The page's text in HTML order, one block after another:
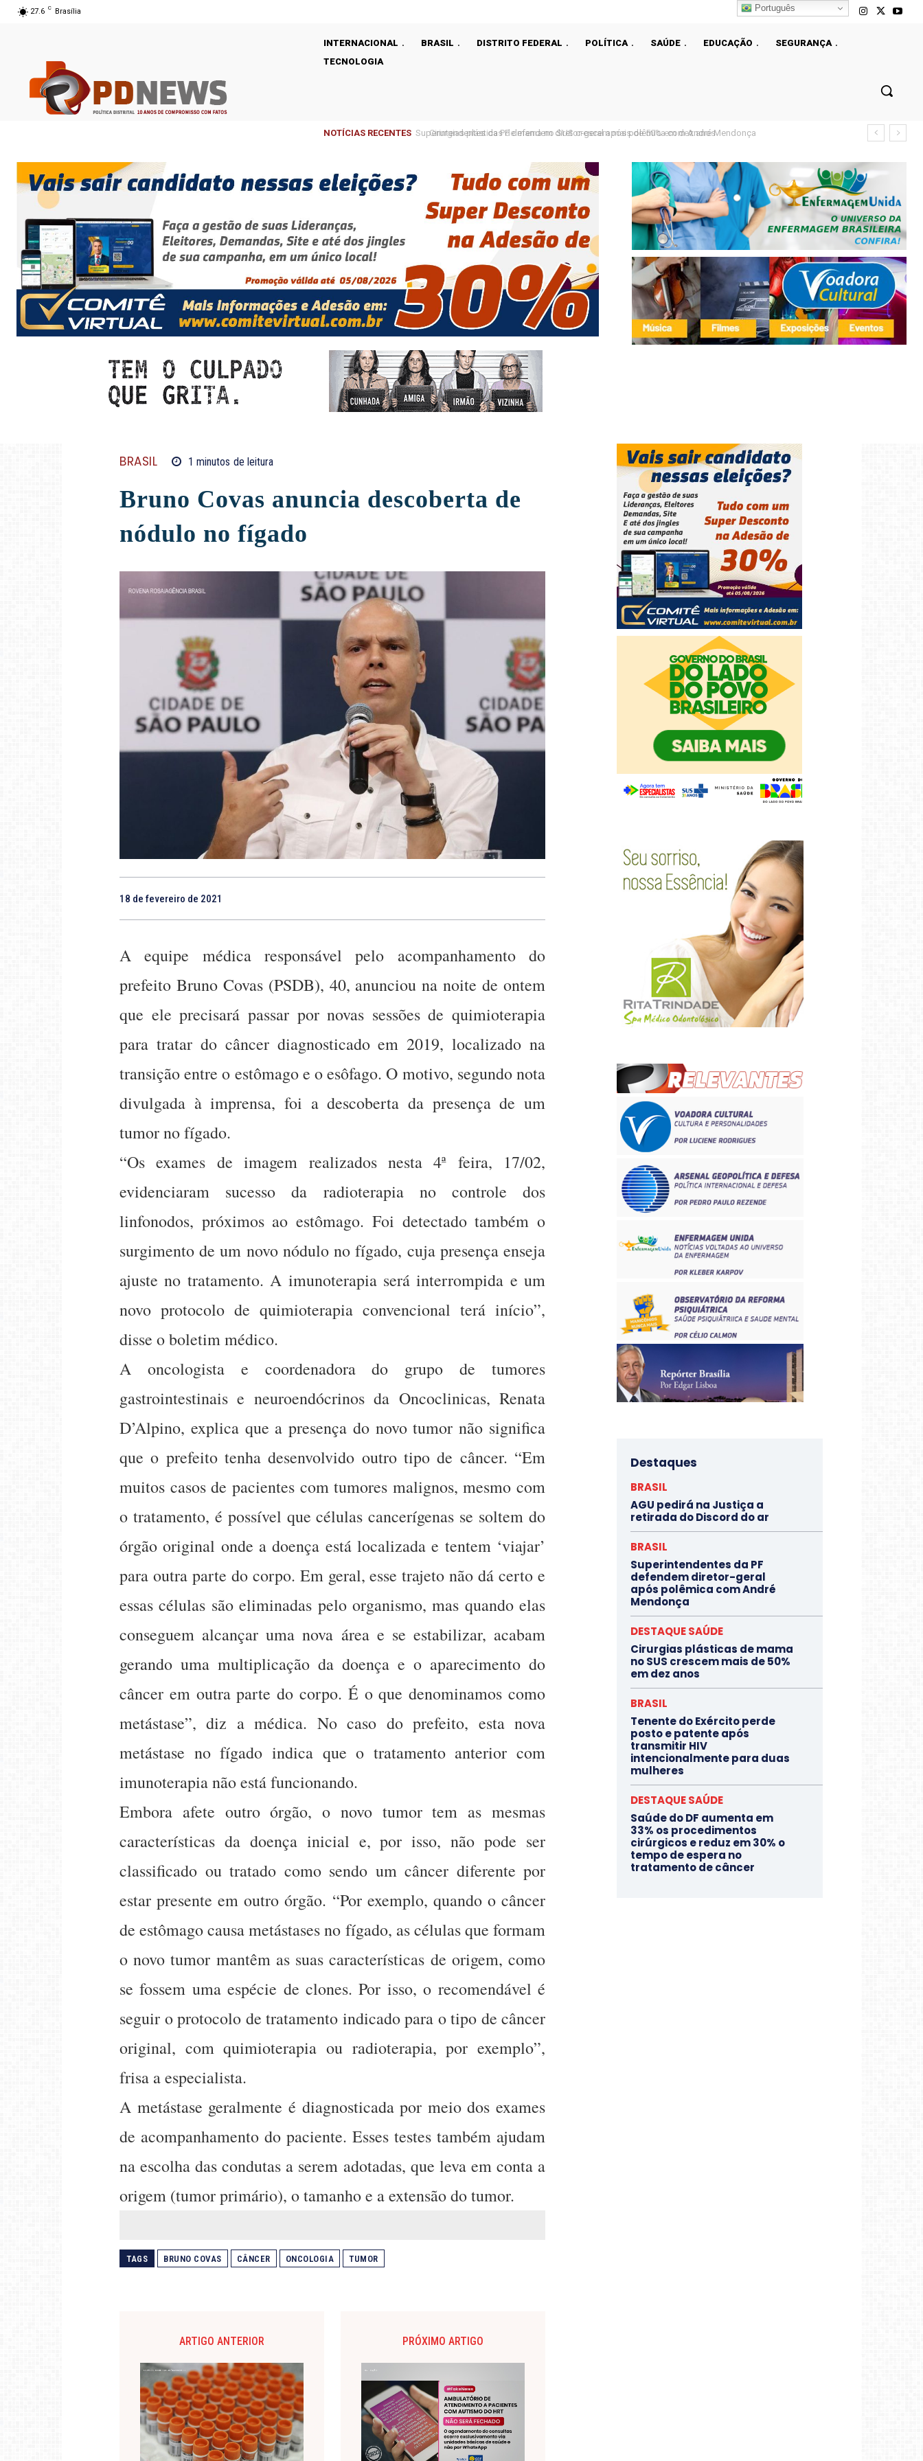
27.6 C Brasília
INTERNACIONAL BRASIL DISTRITO FEDERAL POLÍTICA SAÚDE EDUCAÇÃO
SEGURANÇA
TECNOLOGIA
NOTÍCIAS RECENTES Cirurgias plásticas de mama no SUS crescem mais de 50% em dez anos
BRASIL 1 minutos de leitura
Bruno Covas anuncia descoberta de
nódulo no fígado
18 de fevereiro de 2021
A equipe médica responsável pelo acompanhamento do
prefeito Bruno Covas (PSDB), 40, anunciou na noite de ontem
que ele precisará passar por novas sessões de quimioterapia
para tratar do câncer diagnosticado em 2019, localizado na
transição entre o estômago e o esôfago. O motivo, segundo nota
divulgada à imprensa, foi a descoberta da presença de um
tumor no fígado.
“Os exames de imagem realizados nesta 4ª feira, 17/02,
evidenciaram sucesso da radioterapia no controle dos
linfonodos, próximos ao estômago. Foi detectado também o
surgimento de um novo nódulo no fígado, cuja presença enseja
ajuste no tratamento. A imunoterapia será interrompida e um
novo protocolo de quimioterapia convencional terá início”,
disse o boletim médico.
A oncologista e coordenadora do grupo de tumores
gastrointestinais e neuroendócrinos da Oncoclinicas, Renata
D’Alpino, explica que a presença do novo tumor não significa
que o prefeito tenha desenvolvido outro tipo de câncer. “Em
muitos casos de pacientes com tumores malignos, mesmo com
o tratamento, é possível que células cancerígenas se soltem do
órgão original onde a doença está localizada e tentem ‘viajar’
para outra parte do corpo. Em geral, esse trajeto não dá certo e
essas células são eliminadas pelo organismo, mas quando elas
conseguem alcançar uma nova área e se estabilizar, acabam
gerando uma multiplicação da doença e o aparecimento do
câncer em outra parte do corpo. É o que denominamos como
metástase”, diz a médica. No caso do prefeito, esta nova
metástase no fígado indica que o tratamento anterior com
imunoterapia não está funcionando.
Embora afete outro órgão, o novo tumor tem as mesmas
características da doença inicial e, por isso, não pode ser
classificado ou tratado como sendo um câncer diferente por
estar presente em outro órgão. “Por exemplo, quando o câncer
de estômago causa metástases no fígado, as células que formam
o novo tumor mantêm as suas características de origem, como
se fossem uma espécie de clones. Por isso, o recomendável é
seguir o protocolo de tratamento indicado para o tipo de câncer
original, com quimioterapia ou radioterapia, por exemplo”,
frisa a especialista.
A metástase geralmente é diagnosticada por meio dos exames
de acompanhamento do paciente. Esses testes também ajudam
na escolha das condutas a serem adotadas, que leva em conta a
origem (tumor primário), o tamanho e a extensão do tumor.
TAGS BRUNO COVAS CÂNCER ONCOLOGIA TUMOR
ARTIGO ANTERIOR PRÓXIMO ARTIGO
Destaques
BRASIL
AGU pedirá na Justiça a
retirada do Discord do ar
BRASIL
Superintendentes da PF
defendem diretor-geral
após polêmica com André
Mendonça
DESTAQUE SAÚDE
Cirurgias plásticas de mama
no SUS crescem mais de 50%
em dez anos
BRASIL
Tenente do Exército perde
posto e patente após
transmitir HIV
intencionalmente para duas
mulheres
DESTAQUE SAÚDE
Saúde do DF aumenta em
33% os procedimentos
cirúrgicos e reduz em 30% o
tempo de espera no
tratamento de câncer
Português